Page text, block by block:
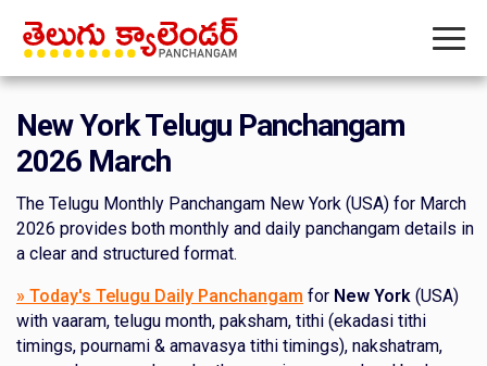
New York Telugu Panchangam
2026 March
The Telugu Monthly Panchangam New York (USA) for March
2026 provides both monthly and daily panchangam details in
a clear and structured format.
» Today's Telugu Daily Panchangam for New York (USA)
with vaaram, telugu month, paksham, tithi (ekadasi tithi
timings, pournami & amavasya tithi timings), nakshatram,